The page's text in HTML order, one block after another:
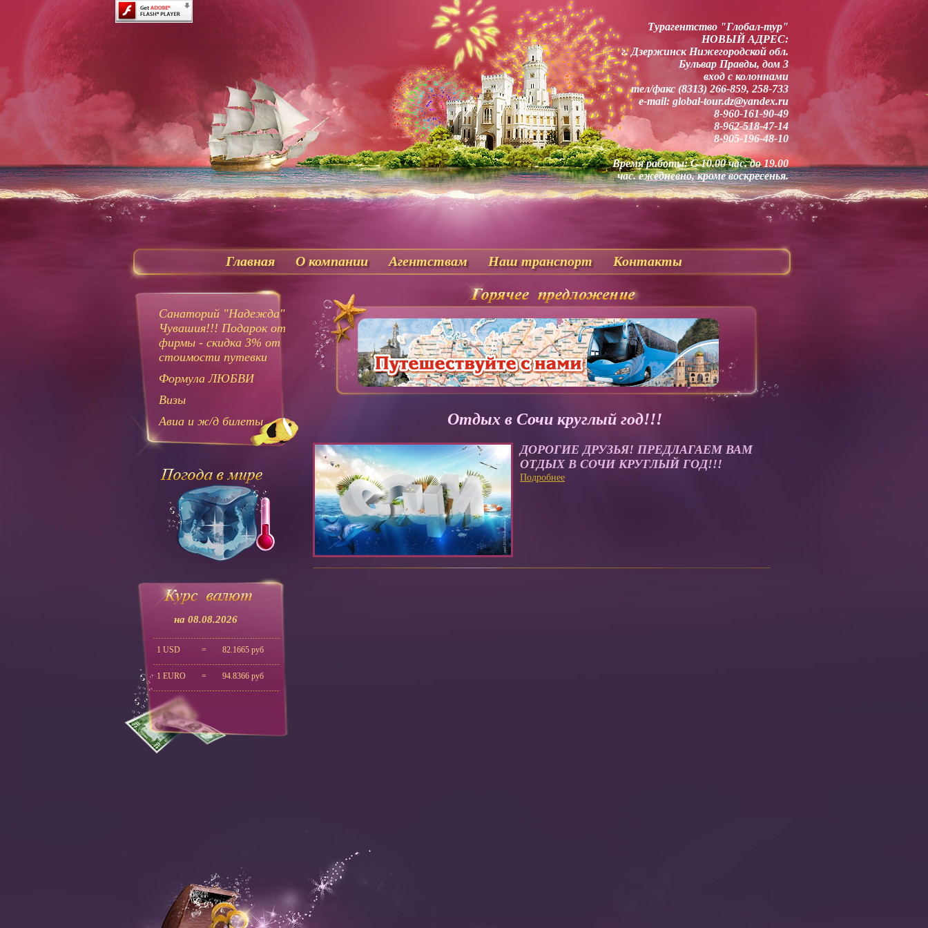
Турагентство "Глобал-тур"
НОВЫЙ АДРЕС:
г. Дзержинск Нижегородской обл.
Бульвар Правды, дом 3
вход с колоннами
тел/факс (8313) 266-859, 258-733
e-mail: global-tour.dz@yandex.ru
8-960-161-90-49
8-962-518-47-14
8-905-196-48-10
Время работы: С 10.00 час. до 19.00
час. ежедневно, кроме воскресенья.
Главная О компании Агентствам Наш транспорт Контакты
Санаторий "Надежда"
Чувашия!!! Подарок от
фирмы - скидка 3% от
стоимости путевки
Формула ЛЮБВИ
Визы
Авиа и ж/д билеты
на 08.08.2026
1 USD = 82.1665 руб
1 EURO = 94.8366 руб
Отдых в Сочи круглый год!!!
ДОРОГИЕ ДРУЗЬЯ! ПРЕДЛАГАЕМ ВАМ
ОТДЫХ В СОЧИ КРУГЛЫЙ ГОД!!!
Подробнее